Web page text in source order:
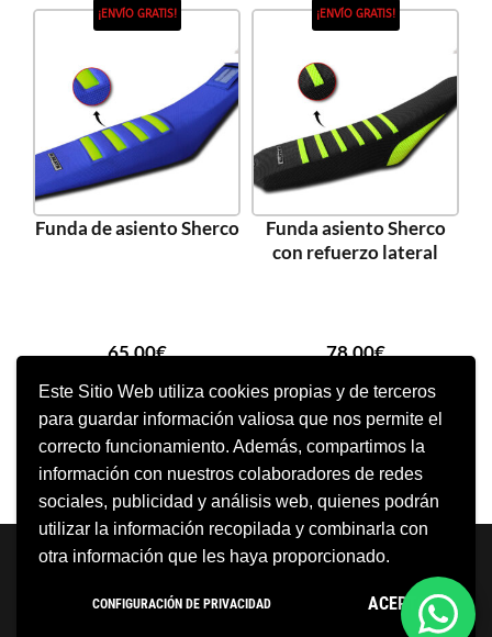
Este Sitio Web utiliza cookies propias y de terceros
para guardar información valiosa que nos permite el
correcto funcionamiento. Además, compartimos la
información con nuestros colaboradores de redes
sociales, publicidad y análisis web, quienes podrán
utilizar la información recopilada y combinarla con
otra información que les haya proporcionado.
CONFIGURACIÓN DE PRIVACIDAD ACEPTO
¡ENVÍO GRATIS!
Funda de asiento Sherco
65,00€
SELECCIONAR OPCIONES
¡ENVÍO GRATIS!
Funda asiento Sherco
con refuerzo lateral
78,00€
SELECCIONAR OPCIONES
Neve | Funciona gracias a WordPress
Condiciones Generales